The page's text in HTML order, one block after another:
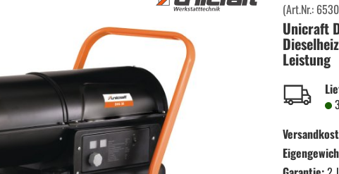
Akku | Werkzeuge anzeigen
Milwaukee | Akkugeräte
DeWALT | Akkugeräte
RETTER | Akkugeräte
(Art.Nr.:
Unicraft
Leistung